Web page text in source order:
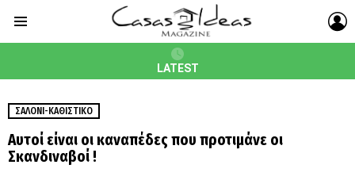
LATEST
ΣΑΛΌΝΙ-ΚΑΘΙΣΤΙΚΌ
Αυτοί είναι οι καναπέδες που προτιμάνε οι
Σκανδιναβοί !